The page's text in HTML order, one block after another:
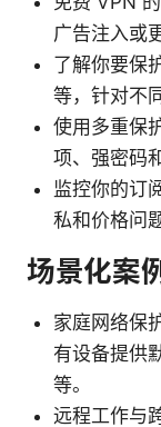
广告注入或
了解你要保
等，针对不
使用多重保
项、强密码
监控你的订
私和价格问题
场景化案
家庭网络保
有设备提供
等。
远程工作与